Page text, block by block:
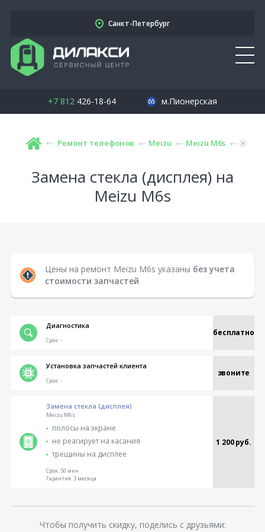
Санкт-Петербург
+7 812426-18-64 м.Пионерская
Ремонт телефонов Meizu Meizu M6s
Замена стекла (дисплея) на
Meizu M6s
Цены на ремонт Meizu M6s указаны без учета
стоимости запчастей
Диагностика
бесплатно
Срок:-
Установка запчастей клиента
звоните
Срок:-
Замена стекла (дисплея)
Meizu M6s
полосы на экране
не реагирует на касания
трещины на дисплее
1 200 руб.
Срок:50 мин
Гарантия:3 месяца
Чтобы получить скидку, поделись с друзьями: